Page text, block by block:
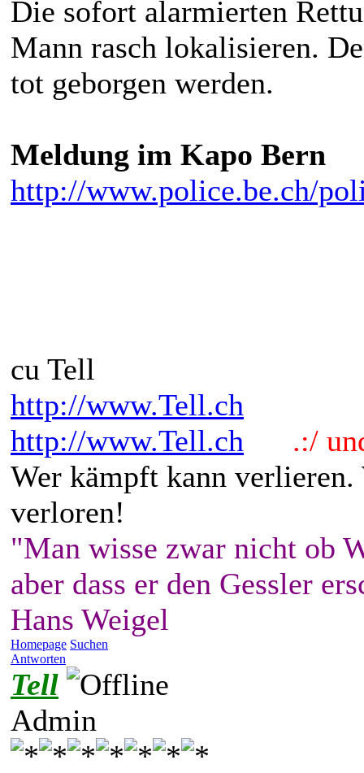
Die sofort alarmierten
Mann rasch lokalisieren.
tot geborgen werden.
Meldung im Kapo Bern
http://www.police.be.ch/
cu Tell
http://www.Tell.ch
http://www.Tell.ch
.:/
Wer kämpft kann
verloren!
"Man wisse zwar nicht ob
aber dass er den Gessler
Hans Weigel
Homepage Suchen
Antworten
Tell
Admin